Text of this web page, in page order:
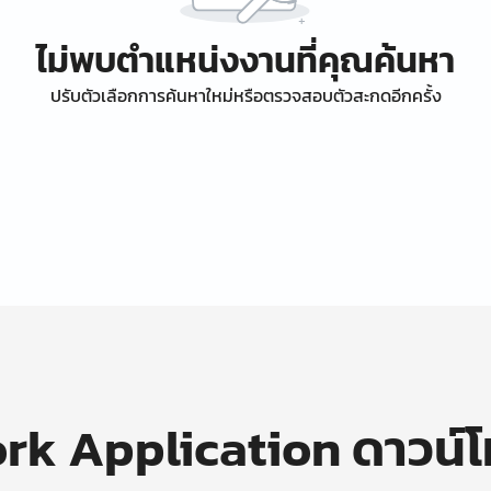
ไม่พบตำแหน่งงานที่คุณค้นหา
ปรับตัวเลือกการค้นหาใหม่หรือตรวจสอบตัวสะกดอีกครั้ง
Application ดาวน์